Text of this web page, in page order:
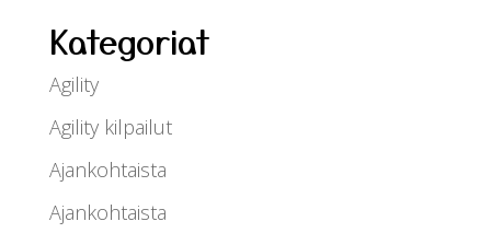
Kategoriat
Agility
Agility kilpailut
Ajankohtaista
Ajankohtaista